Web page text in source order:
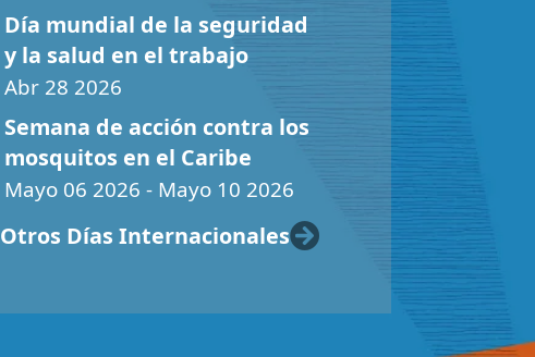
Día mundial de la seguridad
y la salud en el trabajo
Abr 28 2026
Semana de acción contra los
mosquitos en el Caribe
Mayo 06 2026 - Mayo 10 2026
Otros Días Internacionales